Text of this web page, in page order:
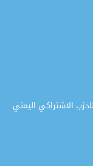
الاشتراكي اليمني